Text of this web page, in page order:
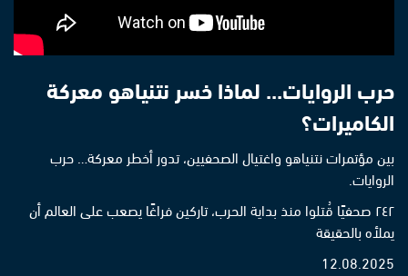
حرب الروايات... لماذا خسر نتنياهو معركة
الكاميرات؟
بين مؤتمرات نتنياهو واغتيال الصحفيين، تدور أخطر معركة… حرب
الروايات.
٢٤٢ صحفيًا قُتلوا منذ بداية الحرب، تاركين فراغًا يصعب على العالم أن
يملأه بالحقيقة
12.08.2025